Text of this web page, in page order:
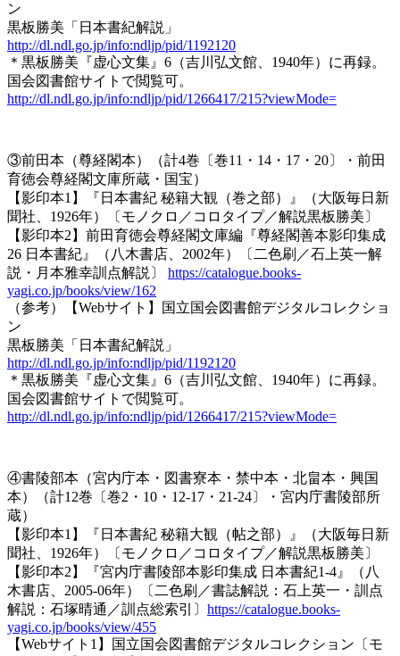
ン
黒板勝美「日本書紀解説」
http://dl.ndl.go.jp/info:ndljp/pid/1192120
＊黒板勝美『虚心文集』6（吉川弘文館、1940年）に再録。
国会図書館サイトで閲覧可。
http://dl.ndl.go.jp/info:ndljp/pid/1266417/215?viewMode=
③前田本（尊経閣本）（計4巻〔巻11・14・17・20〕・前田
育徳会尊経閣文庫所蔵・国宝）
【影印本1】『日本書紀 秘籍大観（巻之部）』（大阪毎日新
聞社、1926年）〔モノクロ／コロタイプ／解説黒板勝美〕
【影印本2】前田育徳会尊経閣文庫編『尊経閣善本影印集成
26 日本書紀』（八木書店、2002年）〔二色刷／石上英一解
説・月本雅幸訓点解説〕 https://catalogue.books-
yagi.co.jp/books/view/162
（参考）【Webサイト】国立国会図書館デジタルコレクショ
ン
黒板勝美「日本書紀解説」
http://dl.ndl.go.jp/info:ndljp/pid/1192120
＊黒板勝美『虚心文集』6（吉川弘文館、1940年）に再録。
国会図書館サイトで閲覧可。
http://dl.ndl.go.jp/info:ndljp/pid/1266417/215?viewMode=
④書陵部本（宮内庁本・図書寮本・禁中本・北畠本・興国
本）（計12巻〔巻2・10・12-17・21-24〕・宮内庁書陵部所
蔵）
【影印本1】『日本書紀 秘籍大観（帖之部）』（大阪毎日新
聞社、1926年）〔モノクロ／コロタイプ／解説黒板勝美〕
【影印本2】『宮内庁書陵部本影印集成 日本書紀1-4』（八
木書店、2005-06年）〔二色刷／書誌解説：石上英一・訓点
解説：石塚晴通／訓点総索引〕 https://catalogue.books-
yagi.co.jp/books/view/455
【Webサイト1】国立国会図書館デジタルコレクション〔モ